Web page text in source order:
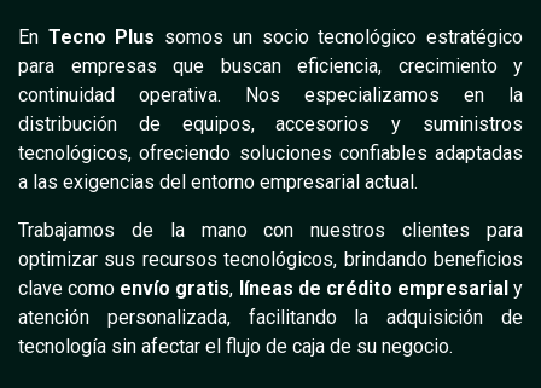
En Tecno Plus somos un socio tecnológico estratégico
para empresas que buscan eficiencia, crecimiento y
continuidad operativa. Nos especializamos en la
distribución de equipos, accesorios y suministros
tecnológicos, ofreciendo soluciones confiables adaptadas
a las exigencias del entorno empresarial actual.
Trabajamos de la mano con nuestros clientes para
optimizar sus recursos tecnológicos, brindando beneficios
clave como envío gratis, líneas de crédito empresarial y
atención personalizada, facilitando la adquisición de
tecnología sin afectar el flujo de caja de su negocio.